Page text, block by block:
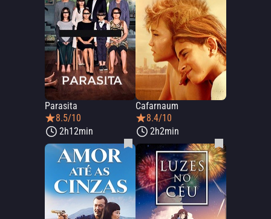
Parasita
8.5/10
2h12min
Cafarnaum
8.4/10
2h2min